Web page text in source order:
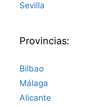
Sevilla
Provincias:
Bilbao
Málaga
Alicante